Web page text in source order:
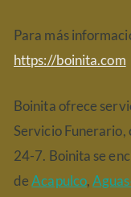
Para más
https://boinita.com
Boinita ofrece
Servicio Funerario,
24-7. Boinita se
deAcapulco,